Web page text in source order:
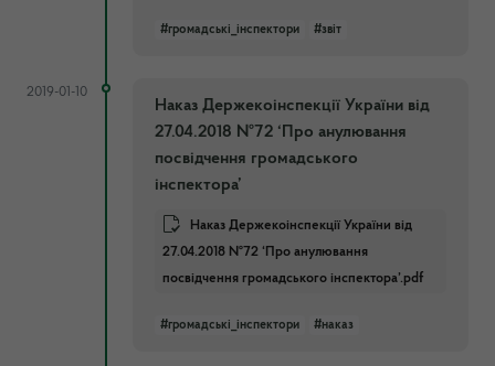
#громадські_інспектори #звіт
2019-01-10
Наказ Держекоінспекції України від
27.04.2018 №72 ‘Про анулювання
посвідчення громадського
інспектора’
Наказ Держекоінспекції України від
27.04.2018 №72 ‘Про анулювання
посвідчення громадського інспектора’.pdf
#громадські_інспектори #наказ